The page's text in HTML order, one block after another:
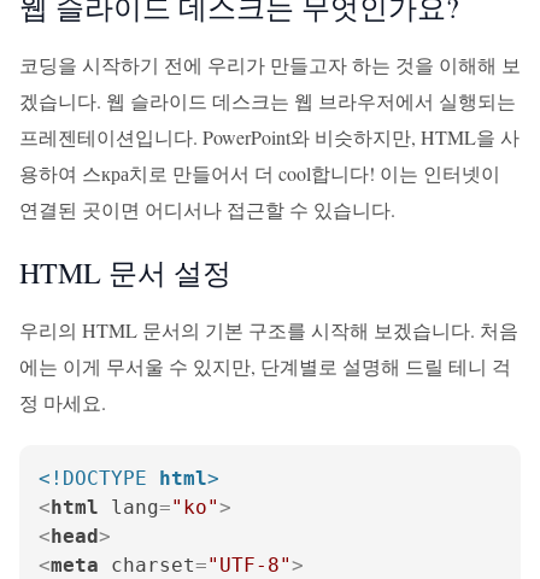
코딩을 시작하기 전에 우리가 만들고자 하는 것을 이해해 보
겠습니다. 웹 슬라이드 데스크는 웹 브라우저에서 실행되는
프레젠테이션입니다. PowerPoint와 비슷하지만, HTML을 사
용하여 스кра치로 만들어서 더 cool합니다! 이는 인터넷이
연결된 곳이면 어디서나 접근할 수 있습니다.
HTML 문서 설정
우리의 HTML 문서의 기본 구조를 시작해 보겠습니다. 처음
에는 이게 무서울 수 있지만, 단계별로 설명해 드릴 테니 걱
정 마세요.
<!DOCTYPE html>
<html lang="ko">
<head>
<meta charset="UTF-8">